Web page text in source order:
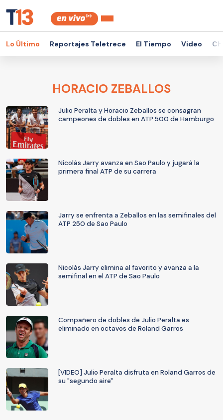
Lo Último Reportajes Teletrece El Tiempo Video
HORACIO ZEBALLOS
Julio Peralta y Horacio Zeballos se consagran
campeones de dobles en ATP 500 de Hamburgo
Nicolás Jarry avanza en Sao Paulo y jugará la
primera final ATP de su carrera
Jarry se enfrenta a Zeballos en las semifinales del
ATP 250 de Sao Paulo
Nicolás Jarry elimina al favorito y avanza a la
semifinal en el ATP de Sao Paulo
Compañero de dobles de Julio Peralta es
eliminado en octavos de Roland Garros
[VIDEO] Julio Peralta disfruta en Roland Garros de
su "segundo aire"